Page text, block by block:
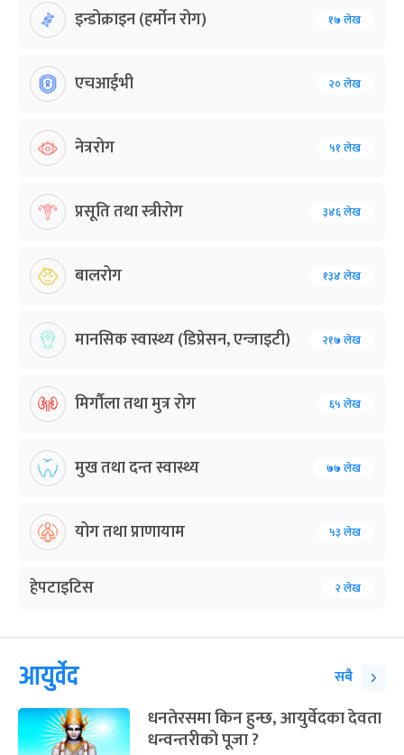
इन्डोक्राइन (हर्मोन रोग) १७ लेख
एचआईभी २० लेख
नेत्ररोग ५१ लेख
प्रसूति तथा स्त्रीरोग ३४६ लेख
बालरोग १३४ लेख
मानसिक स्वास्थ्य (डिप्रेसन, एन्जाइटी) २१७ लेख
मिर्गौला तथा मुत्र रोग ६५ लेख
मुख तथा दन्त स्वास्थ्य ७७ लेख
योग तथा प्राणायाम ५३ लेख
हेपटाइटिस २ लेख
आयुर्वेद सबै
धनतेरसमा किन हुन्छ, आयुर्वेदका देवता
धन्वन्तरीको पूजा ?